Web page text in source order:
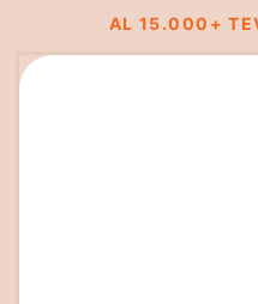
AL 15.000+